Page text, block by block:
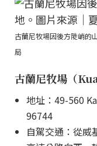
古蘭尼牧場因後方陡峭的
局
古蘭尼牧場（
地址：49-560
96744
自駕交通：從威